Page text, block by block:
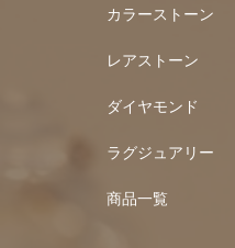
カラーストーン
レアストーン
ダイヤモンド
ラグジュアリー
商品一覧